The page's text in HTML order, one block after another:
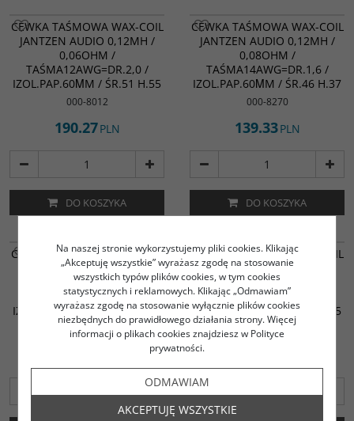
CEWKA TAŚMOWA WAX-COIL
JANTZEN AUDIO 0,12MH /
0,06OHM /
TAŚMA12AWG=DR.2,0 /
IZOL.PAP.60ΜM / ŚR.51 H.55
000-8012
190.27PLN
DO KOSZYKA
CEWKA TAŚMOWA WAX-COIL
JANTZEN AUDIO 0,12MH /
0,08OHM /
TAŚMA14AWG=DR.1,6 /
IZOL.PAP.60ΜM / ŚR.46 H.37
000-8270
139.33PLN
DO KOSZYKA
CEWKA TAŚMOWA WAX-COIL
JANTZEN AUDIO 0,1MH /
0,1OHM /
TAŚMA16AWG=DR.1,3 /
IZOL.PAP.60ΜM / ŚR.43 H.25
000-8520
CEWKA TAŚMOWA WAX-COIL
JANTZEN AUDIO 0,11MH /
0,11OHM /
TAŚMA16AWG=DR.1,3 /
IZOL.PAP.60ΜM / ŚR.44 H.25
000-8522
Na naszej stronie wykorzystujemy pliki cookies. Klikając
„Akceptuję wszystkie” wyrażasz zgodę na stosowanie
wszystkich typów plików cookies, w tym cookies
statystycznych i reklamowych. Klikając „Odmawiam”
wyrażasz zgodę na stosowanie wyłącznie plików cookies
niezbędnych do prawidłowego działania strony. Więcej
informacji o plikach cookies znajdziesz w Polityce
prywatności.
ODMAWIAM
AKCEPTUJĘ WSZYSTKIE